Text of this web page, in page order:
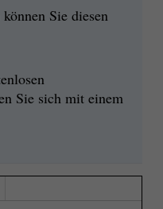
Sie diesen
Sie sich mit einem